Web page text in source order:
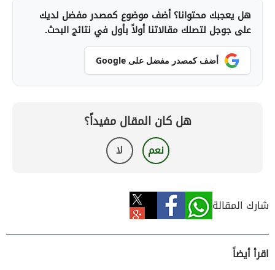
هل يعجبك محتوانا؟ أضف موضوع كمصدر مفضل لديك
على جوجل لتصلك مقالاتنا أولاً بأول في نتائج البحث.
أضف كمصدر مفضل على Google
هل كان المقال مفيداً؟
نعم لا
شارك المقالة
اقرأ أيضاً